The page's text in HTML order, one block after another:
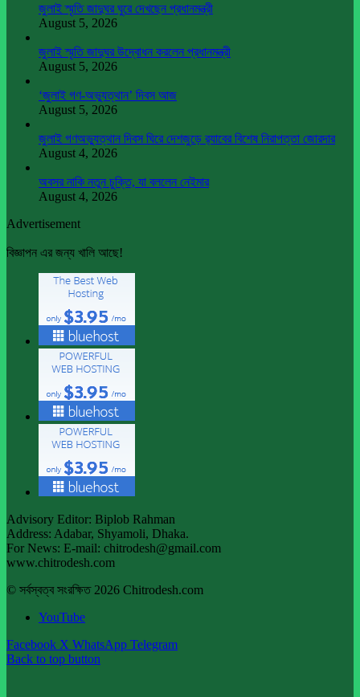
জুলাই স্মৃতি জাদুঘর ঘুরে দেখছেন প্রধানমন্ত্রী
August 5, 2026
জুলাই স্মৃতি জাদুঘর উদ্বোধন করলেন প্রধানমন্ত্রী
August 5, 2026
‘জুলাই গণ-অভ্যুত্থান’ দিবস আজ
August 5, 2026
জুলাই গণঅভ্যুত্থান দিবস ঘিরে দেশজুড়ে র‌্যাবের বিশেষ নিরাপত্তা জোরদার
August 4, 2026
অবসর নাকি নতুন চুক্তি, যা বললেন নেইমার
August 4, 2026
Advertisement
বিজ্ঞাপন এর জন্য খালি আছে!
Advisory Editor: Biplob Rahman
Address: Adabar, Shyamoli, Dhaka.
For News: E-mail: chitrodesh@gmail.com
www.chitrodesh.com
© সর্বস্বত্ব সংরক্ষিত 2026 Chitrodesh.com
YouTube
Facebook X WhatsApp Telegram
Back to top button